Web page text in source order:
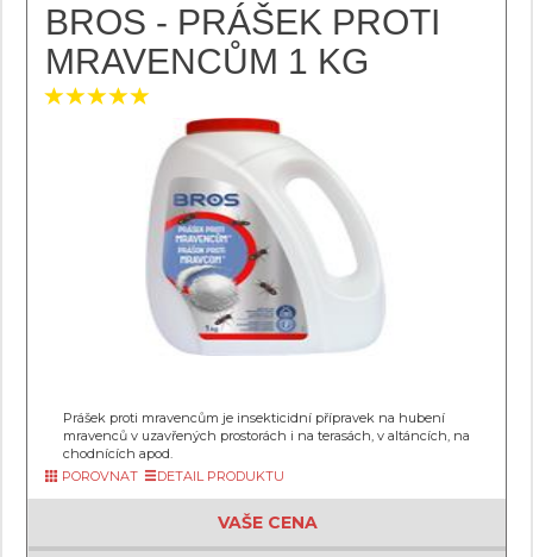
BROS - PRÁŠEK PROTI
MRAVENCŮM 1 KG
Prášek proti mravencům je insekticidní přípravek na hubení
mravenců v uzavřených prostorách i na terasách, v altáncích, na
chodnících apod.
POROVNAT
DETAIL PRODUKTU
VAŠE CENA